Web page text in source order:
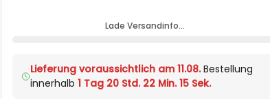
Lade Versandinfo…
Lieferung voraussichtlich am 11.08.Bestellung
innerhalb1 Tag 20 Std. 22 Min. 15 Sek.